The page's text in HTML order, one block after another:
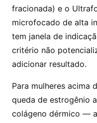
fracionada) e o
microfocado de alta
tem janela de
critério não
adicionar resultado.
Para mulheres acima
queda de estrogênio
colágeno dérmico —